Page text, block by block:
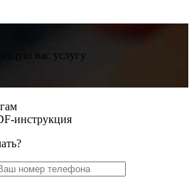
вас услугу
инструкция